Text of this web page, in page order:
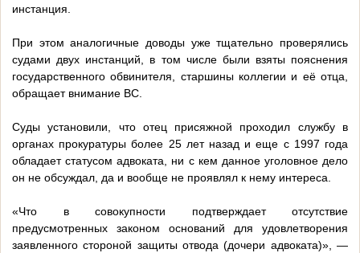
инстанция.
При этом аналогичные доводы уже тщательно проверялись
судами двух инстанций, в том числе были взяты пояснения
государственного обвинителя, старшины коллегии и её отца,
обращает внимание ВС.
Суды установили, что отец присяжной проходил службу в
органах прокуратуры более 25 лет назад и еще с 1997 года
обладает статусом адвоката, ни с кем данное уголовное дело
он не обсуждал, да и вообще не проявлял к нему интереса.
«Что в совокупности подтверждает отсутствие
предусмотренных законом оснований для удовлетворения
заявленного стороной защиты отвода (дочери адвоката)», —